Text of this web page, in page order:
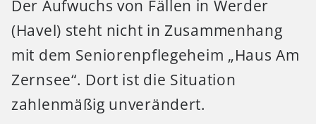
Der Aufwuchs von Fällen in Werder
(Havel) steht nicht in Zusammenhang
mit dem Seniorenpflegeheim „Haus Am
Zernsee“. Dort ist die Situation
zahlenmäßig unverändert.